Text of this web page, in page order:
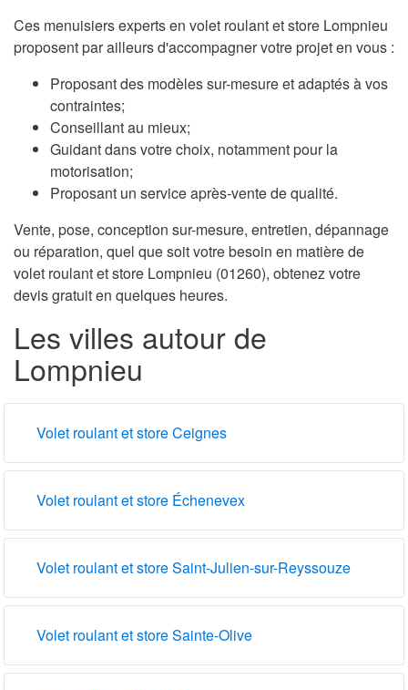
Ces menuisiers experts en volet roulant et store Lompnieu
proposent par ailleurs d'accompagner votre projet en vous :
Proposant des modèles sur-mesure et adaptés à vos
contraintes;
Conseillant au mieux;
Guidant dans votre choix, notamment pour la
motorisation;
Proposant un service après-vente de qualité.
Vente, pose, conception sur-mesure, entretien, dépannage
ou réparation, quel que soit votre besoin en matière de
volet roulant et store Lompnieu (01260), obtenez votre
devis gratuit en quelques heures.
Les villes autour de
Lompnieu
Volet roulant et store Ceignes
Volet roulant et store Échenevex
Volet roulant et store Saint-Julien-sur-Reyssouze
Volet roulant et store Sainte-Olive